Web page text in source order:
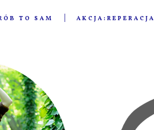
TO SAM AKCJA:REPERACJA